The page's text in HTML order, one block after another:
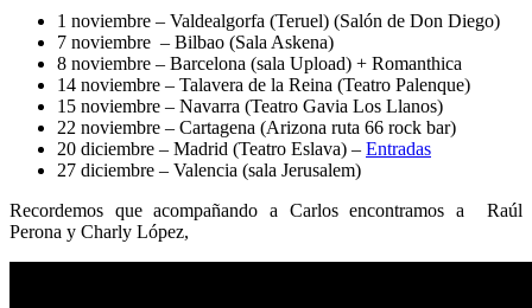
1 noviembre – Valdealgorfa (Teruel) (Salón de Don Diego)
7 noviembre – Bilbao (Sala Askena)
8 noviembre – Barcelona (sala Upload) + Romanthica
14 noviembre – Talavera de la Reina (Teatro Palenque)
15 noviembre – Navarra (Teatro Gavia Los Llanos)
22 noviembre – Cartagena (Arizona ruta 66 rock bar)
20 diciembre – Madrid (Teatro Eslava) – Entradas
27 diciembre – Valencia (sala Jerusalem)
Recordemos que acompañando a Carlos encontramos a Raúl
Perona y Charly López,